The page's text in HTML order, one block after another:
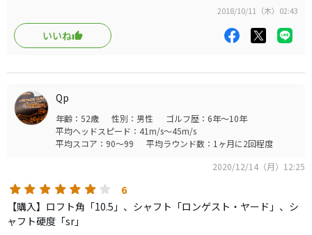
BM-535も所有していましたが安定性は、良くなっていますが、
打感や弾きの強さはBM-435の方が良いと感じました。
2018/10/11（木）02:43
いいね
Qp
年齢：52歳 性別：男性
ゴルフ歴：6年～10年
平均ヘッドスピード：41m/s～45m/s
平均スコア：90～99
平均ラウンド数：1ヶ月に2回程度
2020/12/14（月）12:25
6
【購入】ロフト角「10.5」、シャフト「ロンゲスト・ヤード」、シ
ャフト硬度「sr」